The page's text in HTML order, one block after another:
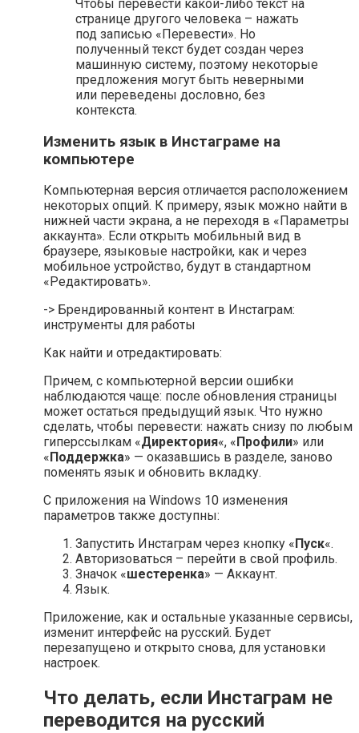
Чтобы перевести какой-либо текст на
странице другого человека – нажать
под записью «Перевести». Но
полученный текст будет создан через
машинную систему, поэтому некоторые
предложения могут быть неверными
или переведены дословно, без
контекста.
Изменить язык в Инстаграме на
компьютере
Компьютерная версия отличается расположением
некоторых опций. К примеру, язык можно найти в
нижней части экрана, а не переходя в «Параметры
аккаунта». Если открыть мобильный вид в
браузере, языковые настройки, как и через
мобильное устройство, будут в стандартном
«Редактировать».
-> Брендированный контент в Инстаграм:
инструменты для работы
Как найти и отредактировать:
Причем, с компьютерной версии ошибки
наблюдаются чаще: после обновления страницы
может остаться предыдущий язык. Что нужно
сделать, чтобы перевести: нажать снизу по любым
гиперссылкам «Директория«, « Профили» или
« Поддержка» — оказавшись в разделе, заново
поменять язык и обновить вкладку.
С приложения на Windows 10 изменения
параметров также доступны:
Запустить Инстаграм через кнопку « Пуск«.
Авторизоваться – перейти в свой профиль.
Значок «шестеренка» — Аккаунт.
Язык.
Приложение, как и остальные указанные сервисы,
изменит интерфейс на русский. Будет
перезапущено и открыто снова, для установки
настроек.
Что делать, если Инстаграм не
переводится на русский